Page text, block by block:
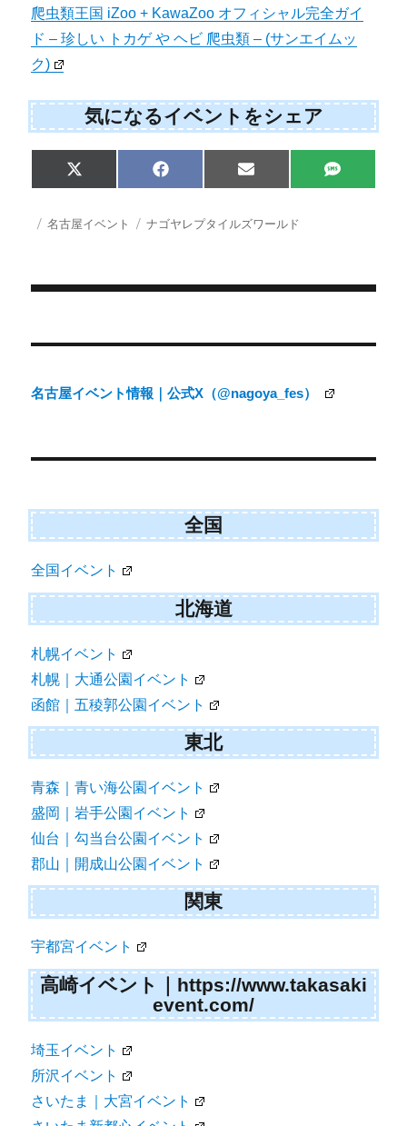
爬虫類王国 iZoo + KawaZoo オフィシャル完全ガイ
ド – 珍しい トカゲ や ヘビ 爬虫類 – (サンエイムッ
ク)
気になるイベントをシェア
Share
on
X
(
w
i
r
Share
on
F
a
e
b
Share
on
E
m
i
Share
on
S
M
投 カ
名古屋イベント
タ
ナゴヤレプタイルズワールド
稿
ビ
ー
ョ
ン
名古屋イベント情報｜公式X（@nagoya_fes）
全国
全国イベント
北海道
札幌イベント
札幌｜大通公園イベント
函館｜五稜郭公園イベント
東北
青森｜青い海公園イベント
盛岡｜岩手公園イベント
仙台｜勾当台公園イベント
郡山｜開成山公園イベント
関東
宇都宮イベント
高崎イベント｜https://www.takasaki
event.com/
埼玉イベント
所沢イベント
さいたま｜大宮イベント